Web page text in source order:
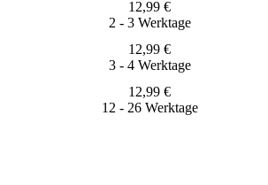
12,99 €
2 - 3 Werktage
12,99 €
3 - 4 Werktage
12,99 €
12 - 26 Werktage